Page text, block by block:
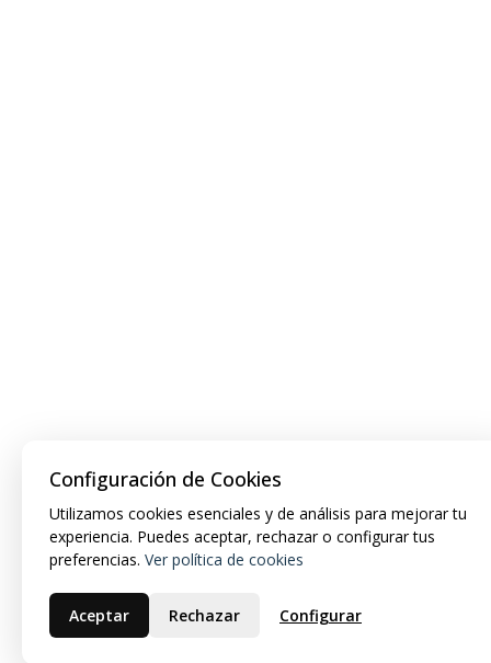
Configuración de Cookies
Utilizamos cookies esenciales y de análisis para mejorar tu
experiencia. Puedes aceptar, rechazar o configurar tus
preferencias. Ver política de cookies
Aceptar Rechazar Configurar